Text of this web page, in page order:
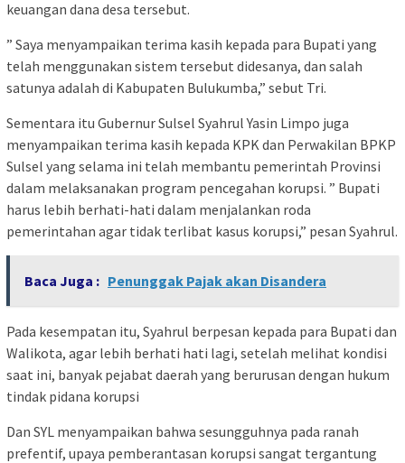
keuangan dana desa tersebut.
” Saya menyampaikan terima kasih kepada para Bupati yang
telah menggunakan sistem tersebut didesanya, dan salah
satunya adalah di Kabupaten Bulukumba,” sebut Tri.
Sementara itu Gubernur Sulsel Syahrul Yasin Limpo juga
menyampaikan terima kasih kepada KPK dan Perwakilan BPKP
Sulsel yang selama ini telah membantu pemerintah Provinsi
dalam melaksanakan program pencegahan korupsi. ” Bupati
harus lebih berhati-hati dalam menjalankan roda
pemerintahan agar tidak terlibat kasus korupsi,” pesan Syahrul.
Baca Juga : Penunggak Pajak akan Disandera
Pada kesempatan itu, Syahrul berpesan kepada para Bupati dan
Walikota, agar lebih berhati hati lagi, setelah melihat kondisi
saat ini, banyak pejabat daerah yang berurusan dengan hukum
tindak pidana korupsi
Dan SYL menyampaikan bahwa sesungguhnya pada ranah
prefentif, upaya pemberantasan korupsi sangat tergantung